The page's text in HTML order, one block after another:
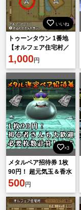
いいね
トゥーンタウン 1番地
【オルフェア住宅村／
土地】 ドラクエ10
1,000円
×3
メタルペア招待券 1枚
90円！ 超元気玉＆香水
付き！ 初心者さん大歓
10
500円